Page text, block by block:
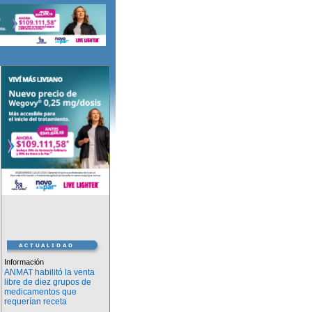
Información
ANMAT habilitó la venta
libre de diez grupos de
medicamentos que
requerían receta